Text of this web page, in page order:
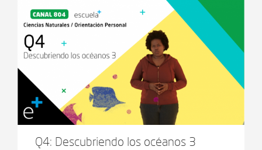
Q4: Descubriendo los océanos 3